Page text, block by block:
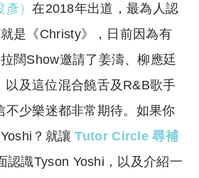
p
y
Li
n
k
at
s
A
p
p
彥）在2018年出道，最為人認
是《Christy》，日前因為有
闊Show邀請了姜濤、柳應廷
以及這位混合饒舌及R&B歌手
不少樂迷都非常期待。如果你
？就讓Tutor Circle 尋補
認識Tyson Yoshi，以及介紹一